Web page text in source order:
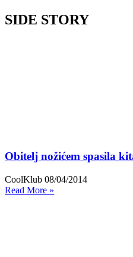
SIDE STORY
Obitelj nožićem spasila
CoolKlub 08/04/2014
Read More »